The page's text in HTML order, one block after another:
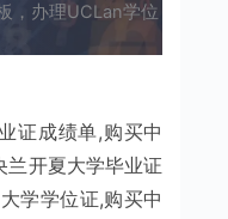
，办理UCLan学位
证成绩单,购买中
兰开夏大学毕业证
学学位证,购买中